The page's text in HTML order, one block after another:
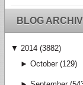
BLOG
▼ 2014 (3882)
► October (129)